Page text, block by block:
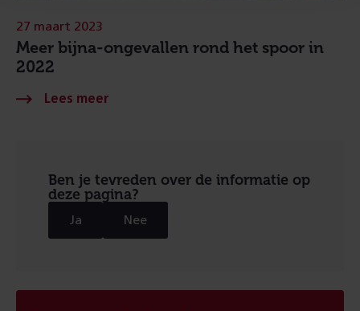
Meer bijna-ongevallen rond het spoor in
2022
27 maart 2023
Ben je tevreden over de informatie op
deze pagina?
Ja Nee